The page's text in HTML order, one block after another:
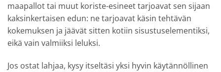
maapallot tai muut koriste-esineet tarjoavat sen sijaan
kaksinkertaisen edun: ne tarjoavat käsin tehtävän
kokemuksen ja jäävät sitten kotiin sisustuselementiksi,
eikä vain valmiiksi leluksi.
Jos ostat lahjaa, kysy itseltäsi yksi hyvin käytännöllinen